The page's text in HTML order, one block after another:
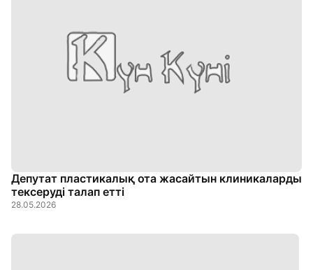
Депутат пластикалық ота жасайтын клиникаларды
тексеруді талап етті
28.05.2026